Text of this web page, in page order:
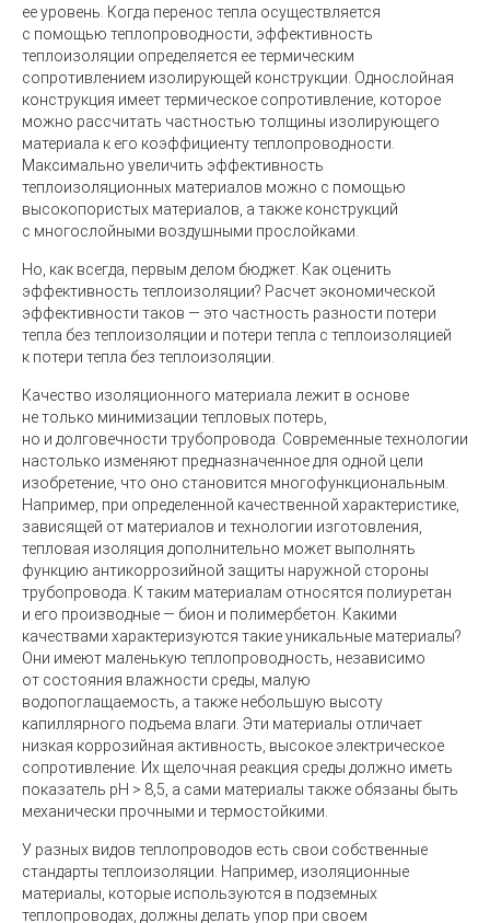
ее уровень. Когда перенос тепла осуществляется
с помощью теплопроводности, эффективность
теплоизоляции определяется ее термическим
сопротивлением изолирующей конструкции. Однослойная
конструкция имеет термическое сопротивление, которое
можно рассчитать частностью толщины изолирующего
материала к его коэффициенту теплопроводности.
Максимально увеличить эффективность
теплоизоляционных материалов можно с помощью
высокопористых материалов, а также конструкций
с многослойными воздушными прослойками.
Но, как всегда, первым делом бюджет. Как оценить
эффективность теплоизоляции? Расчет экономической
эффективности таков — это частность разности потери
тепла без теплоизоляции и потери тепла с теплоизоляцией
к потери тепла без теплоизоляции.
Качество изоляционного материала лежит в основе
не только минимизации тепловых потерь,
но и долговечности трубопровода. Современные технологии
настолько изменяют предназначенное для одной цели
изобретение, что оно становится многофункциональным.
Например, при определенной качественной характеристике,
зависящей от материалов и технологии изготовления,
тепловая изоляция дополнительно может выполнять
функцию антикоррозийной защиты наружной стороны
трубопровода. К таким материалам относятся полиуретан
и его производные — бион и полимербетон. Какими
качествами характеризуются такие уникальные материалы?
Они имеют маленькую теплопроводность, независимо
от состояния влажности среды, малую
водопоглащаемость, а также небольшую высоту
капиллярного подъема влаги. Эти материалы отличает
низкая коррозийная активность, высокое электрическое
сопротивление. Их щелочная реакция среды должно иметь
показатель pH > 8,5, а сами материалы также обязаны быть
механически прочными и термостойкими.
У разных видов теплопроводов есть свои собственные
стандарты теплоизоляции. Например, изоляционные
материалы, которые используются в подземных
теплопроводах, должны делать упор при своем